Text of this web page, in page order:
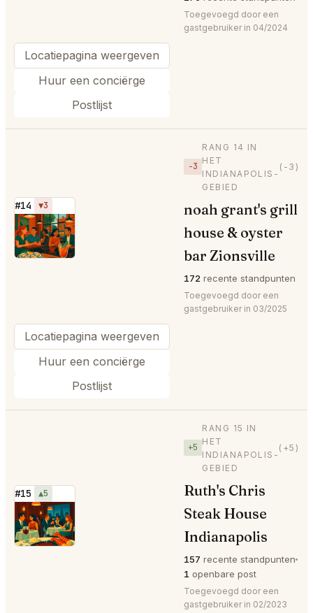
Toegevoegd door een
gastgebruiker in 04/2024
Locatiepagina weergeven
Huur een conciërge
Postlijst
#14 ▼3
⭐
−3
RANG 14 IN
HET
INDIANAPOLIS-
GEBIED
(-3)
noah grant's grill
house & oyster
bar Zionsville
172 recente standpunten
Toegevoegd door een
gastgebruiker in 03/2025
Locatiepagina weergeven
Huur een conciërge
Postlijst
#15 ▲5
⭐
+5
RANG 15 IN
HET
INDIANAPOLIS-
GEBIED
(+5)
Ruth's Chris
Steak House
Indianapolis
157 recente standpunten
1 openbare post
Toegevoegd door een
gastgebruiker in 02/2023